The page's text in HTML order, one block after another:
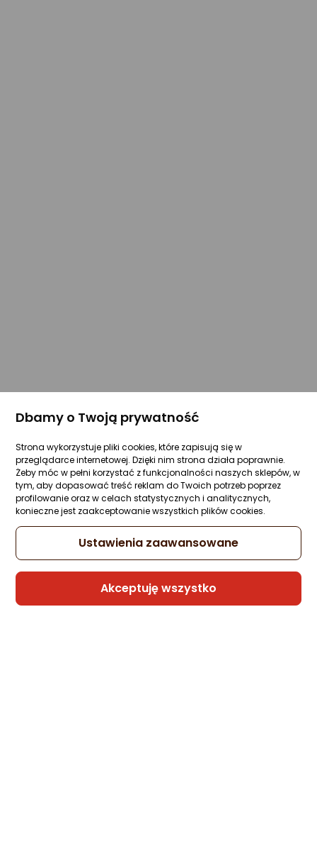
Dbamy o Twoją prywatność
Strona wykorzystuje pliki cookies, które zapisują się w
przeglądarce internetowej. Dzięki nim strona działa poprawnie.
Żeby móc w pełni korzystać z funkcjonalności naszych sklepów, w
tym, aby dopasować treść reklam do Twoich potrzeb poprzez
profilowanie oraz w celach statystycznych i analitycznych,
konieczne jest zaakceptowanie wszystkich plików cookies.
Ustawienia zaawansowane
Akceptuję wszystko